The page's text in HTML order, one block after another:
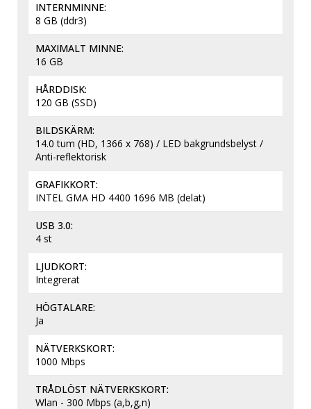
INTERNMINNE
8 GB (ddr3)
MAXIMALT MINNE
16 GB
HÅRDDISK
120 GB (SSD)
BILDSKÄRM
14.0 tum (HD, 1366 x 768) / LED bakgrundsbelyst /
Anti-reflektorisk
GRAFIKKORT
INTEL GMA HD 4400 1696 MB (delat)
USB 3.0
4 st
LJUDKORT
Integrerat
HÖGTALARE
Ja
NÄTVERKSKORT
1000 Mbps
TRÅDLÖST NÄTVERKSKORT
Wlan - 300 Mbps (a,b,g,n)